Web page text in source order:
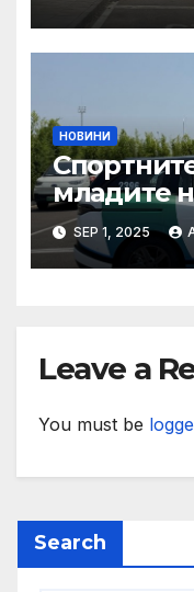
органи
при
НОВИНИ
младите
техните
нужда от
и ние ще
SEP 1, 2025
Leave a
You must be
Search